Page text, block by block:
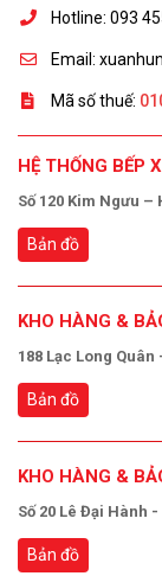
Hotline: 093
Email:
Mã số thuế:
HỆ THỐNG BẾP
Số 120 Kim Ngưu
Bản đồ
KHO HÀNG &
188 Lạc Long Quân
Bản đồ
KHO HÀNG &
Số 20 Lê Đại Hành
Bản đồ